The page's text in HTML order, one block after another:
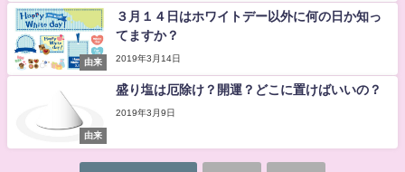
由来
３月１４日はホワイトデー以外に何の日か知っ
てますか？
2019年3月14日
由来
盛り塩は厄除け？開運？どこに置けばいいの？
2019年3月9日